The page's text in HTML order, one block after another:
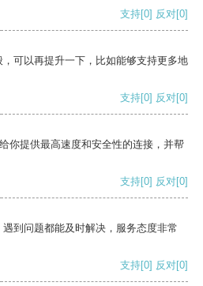
支持[0] 反对[0]
可以再提升一下，比如能够支持更多地
支持[0] 反对[0]
你提供最高速度和安全性的连接，并帮
支持[0] 反对[0]
到问题都能及时解决，服务态度非常
支持[0] 反对[0]